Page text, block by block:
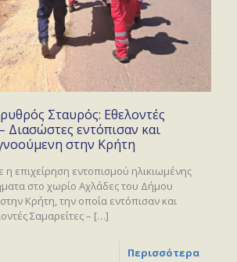
Σταυρός: Εθελοντές
Διασώστες εντόπισαν και
στην Κρήτη
η επιχείρηση εντοπισμού ηλικιωμένης
στο χωρίο Αχλάδες του Δήμου
Κρήτη, την οποία εντόπισαν και
Σαμαρείτες – […]
Περισσότερα